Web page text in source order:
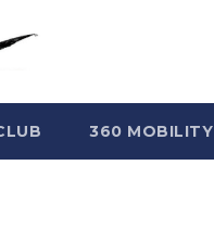
360 MOBILITY